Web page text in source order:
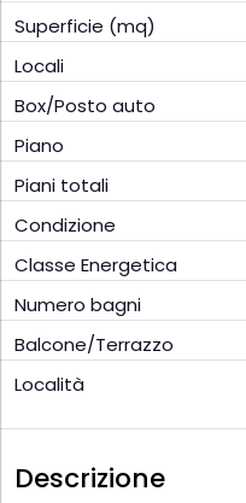
Superficie (mq)
Locali
Box/Posto auto
Piano
Piani totali
Condizione
Classe Energetica
Numero bagni
Balcone/Terrazzo
Località
Descrizione